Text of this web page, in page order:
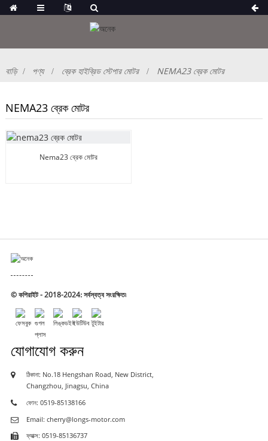
বাড়ি পণ্য ব্রেক হাইব্রিড স্টেপার মোটর NEMA23 ব্রেক মোটর
NEMA23 ব্রেক মোটর
Nema23 ব্রেক মোটর
© কপিরাইট - 2018-2024: সর্বস্বত্ব সংরক্ষিত৷
যোগাযোগ করুন
ঠিকানা: No.18 Hengshan Road, New District,
Changzhou, Jinagsu, China
ফোন: 0519-85138166
Email: cherry@longs-motor.com
ফ্যাক্স: 0519-85136737